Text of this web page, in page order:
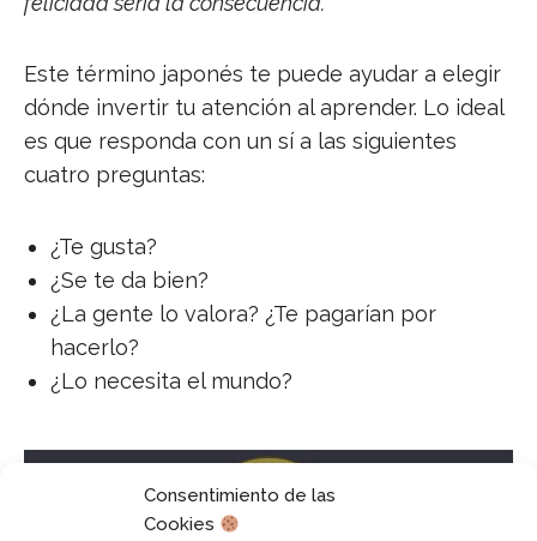
Consentimiento de las
Cookies
Este término japonés te puede ayudar a elegir
dónde invertir tu atención al aprender. Lo ideal
es que responda con un sí a las siguientes
cuatro preguntas:
¿Te gusta?
¿Se te da bien?
¿La gente lo valora? ¿Te pagarían por
hacerlo?
¿Lo necesita el mundo?